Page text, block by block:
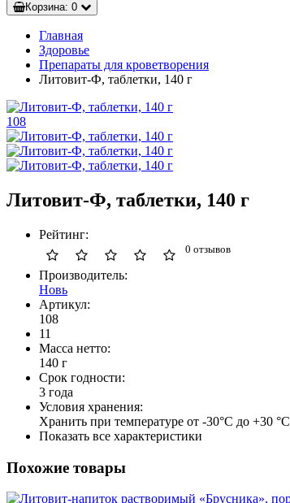
Корзина: 0
Главная
Здоровье
Препараты для кроветворения
Литовит-Ф, таблетки, 140 г
108
Литовит-Ф, таблетки, 140 г
Рейтинг:
0 отзывов
Производитель:
Новь
Артикул:
108
11
Масса нетто:
140 г
Срок годности:
3 года
Условия хранения:
Хранить при температуре от -30°С до +30 °С
Показать все характеристики
Похожие товары